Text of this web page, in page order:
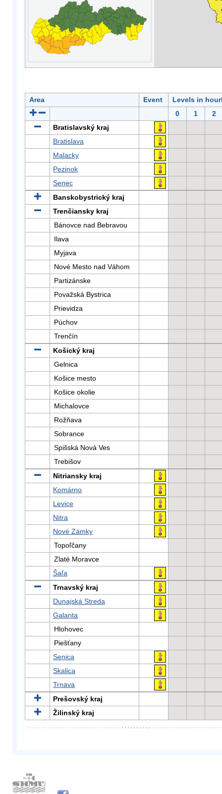
Area Event
Levels in
0
1
2
Bratislavský kraj
Bratislava
Malacky
Pezinok
Senec
Banskobystrický kraj
Trenčiansky kraj
Bánovce nad Bebravou
Ilava
Myjava
Nové Mesto nad Váhom
Partizánske
Považská Bystrica
Prievidza
Púchov
Trenčín
Košický kraj
Gelnica
Košice mesto
Košice okolie
Michalovce
Rožňava
Sobrance
Spišská Nová Ves
Trebišov
Nitriansky kraj
Komárno
Levice
Nitra
Nové Zámky
Topoľčany
Zlaté Moravce
Šaľa
Trnavský kraj
Dunajská Streda
Galanta
Hlohovec
Piešťany
Senica
Skalica
Trnava
Prešovský kraj
Žilinský kraj